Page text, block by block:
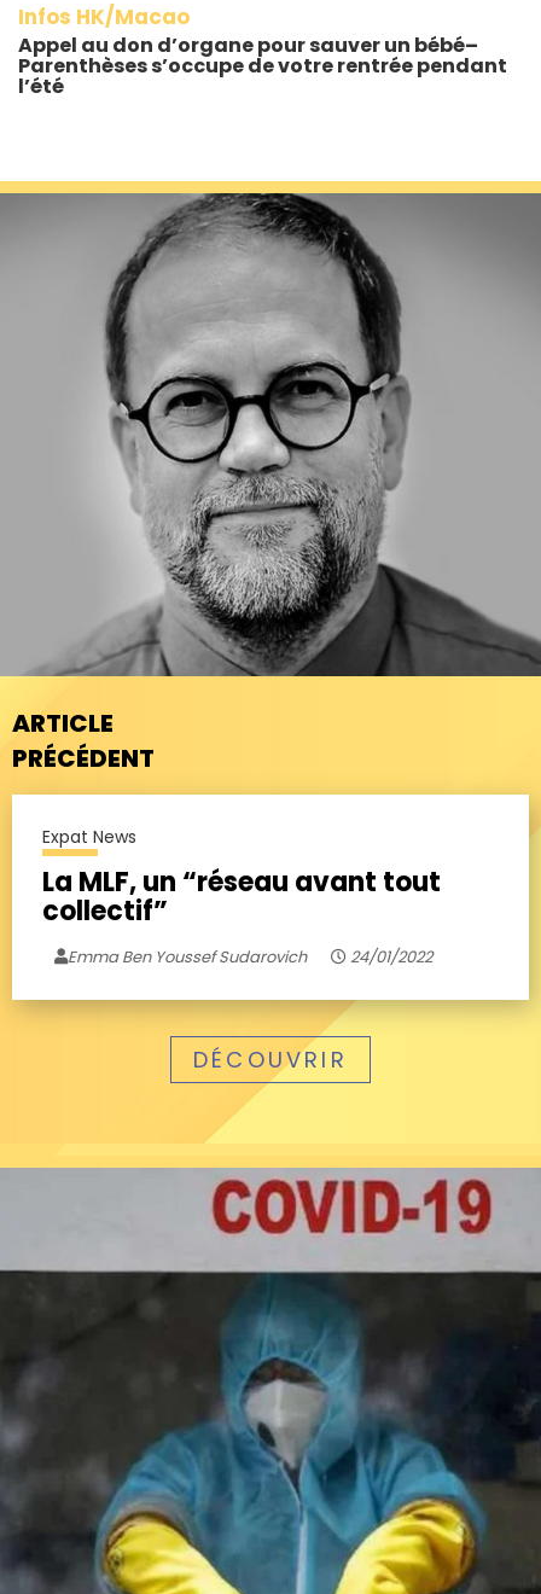
Infos HK/Macao
Appel au don d’organe pour sauver un bébé–
Parenthèses s’occupe de votre rentrée pendant
l’été
ARTICLE
PRÉCÉDENT
Expat News
La MLF, un “réseau avant tout
collectif”
Emma Ben Youssef Sudarovich 24/01/2022
DÉCOUVRIR